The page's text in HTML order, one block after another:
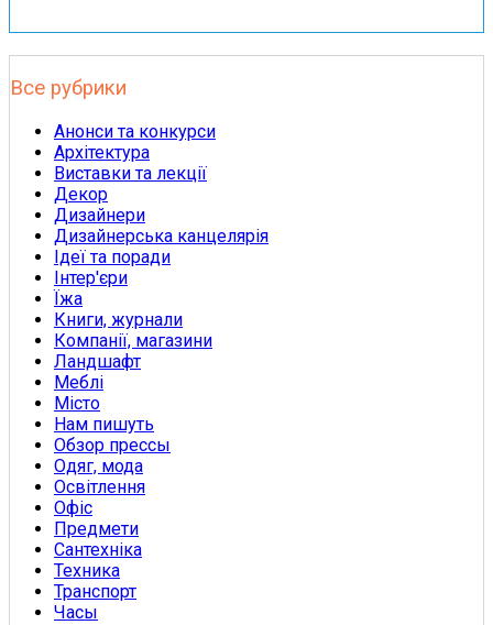
Все рубрики
Анонси та конкурси
Архітектура
Виставки та лекції
Декор
Дизайнери
Дизайнерська канцелярія
Ідеї та поради
Інтер'єри
Їжа
Книги, журнали
Компанії, магазини
Ландшафт
Меблі
Місто
Нам пишуть
Обзор прессы
Одяг, мода
Освітлення
Офіс
Предмети
Сантехніка
Техника
Транспорт
Часы